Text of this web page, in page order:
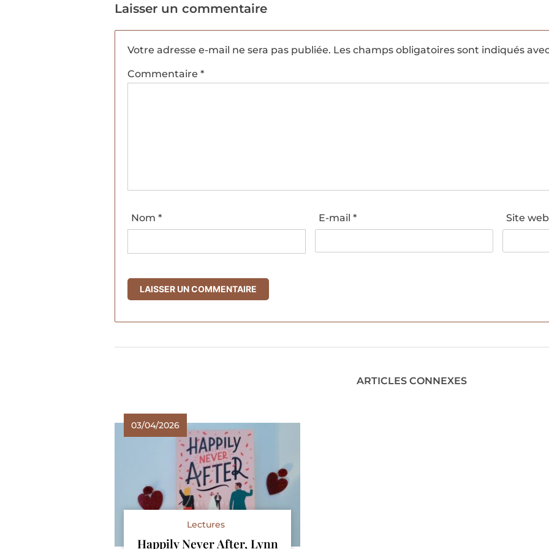
Laisser un commentaire
Votre adresse e-mail ne sera pas publiée. Les champs obligatoires sont indiqués
Commentaire *
Nom * E-mail* Site web
ARTICLES CONNEXES
03/04/2026
Lectures
Happily Never After, Lynn